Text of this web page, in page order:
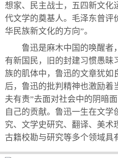
想家、民主战士，五四新文化
代文学的奠基人。毛泽东曾评
华民族新文化的方向”。
鲁迅是麻木中国的唤醒者
有新国民，旧的封建习惯愚昧
族的肌体中，鲁迅的文章犹如
后，鲁迅的批判精神也激励着
夫有责”去面对社会中的阴暗
自己的贡献。鲁迅一生在文学
究、文学史研究、翻译、美术
古籍校勘与研究等多个领域具